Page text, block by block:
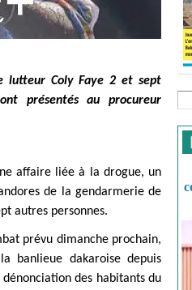
lutteur Coly Faye 2 et sept
présentés au procureur
affaire liée à la drogue, un
de la gendarmerie de
autres personnes.
prévu dimanche prochain,
banlieue dakaroise depuis
des habitants du